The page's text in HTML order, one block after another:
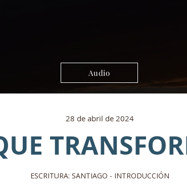
Audio
28 de abril de 2024
ESCRITURA: SANTIAGO - INTRODUCCIÓN